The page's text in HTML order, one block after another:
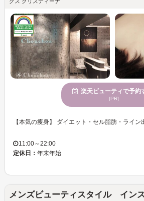
楽天ビューティで予約
[PR]
11:00～22:00
定休日： 年末年始
メンズビューティスタイル イン